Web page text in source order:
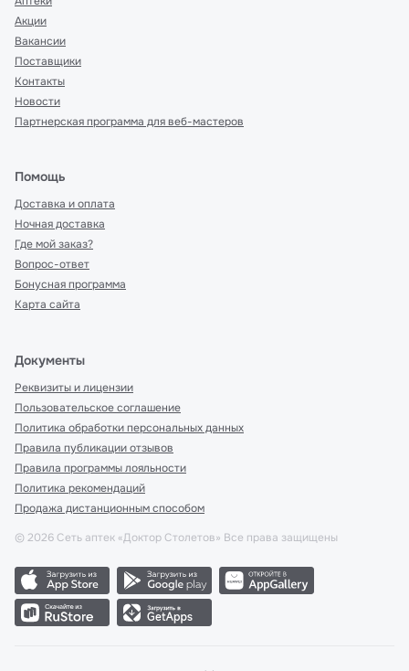
Акции
Вакансии
Поставщики
Контакты
Новости
Партнерская программа для веб-мастеров
Помощь
Доставка и оплата
Ночная доставка
Где мой заказ?
Вопрос-ответ
Бонусная программа
Карта сайта
Документы
Реквизиты и лицензии
Пользовательское соглашение
Политика обработки персональных данных
Правила публикации отзывов
Правила программы лояльности
Политика рекомендаций
Продажа дистанционным способом
© 2026 Сеть аптек «Доктор Столетов» Все права защищены